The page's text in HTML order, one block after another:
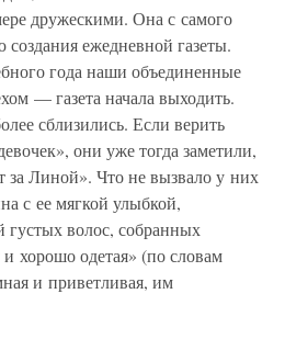
дружескими. Она с самого
ежедневной газеты.
года наши объединенные
— газета начала выходить.
сблизились. Если верить
они уже тогда заметили,
за Линой». Что не вызвало у них
с ее мягкой улыбкой,
волос, собранных
хорошо одетая» (по словам
и приветливая, им